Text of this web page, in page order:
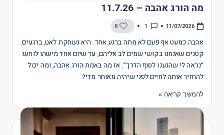
מה הורג אהבה – 11.7.26
11/07/2026
1
8
אהבה כמעט אף פעם לא מתה ברגע אחד. היא נשחקת לאט, ברגעים
קטנים שאנחנו בקושי שמים לב אליהם, עד שיום אחד מישהו לוחש:
“נראה לי שהגענו לסוף הדרך”. אז מה באמת הורג אהבה, ומה יכול
להחזיר אותה לחיים לפני שיהיה מאוחר מדי?
להמשך קריאה »